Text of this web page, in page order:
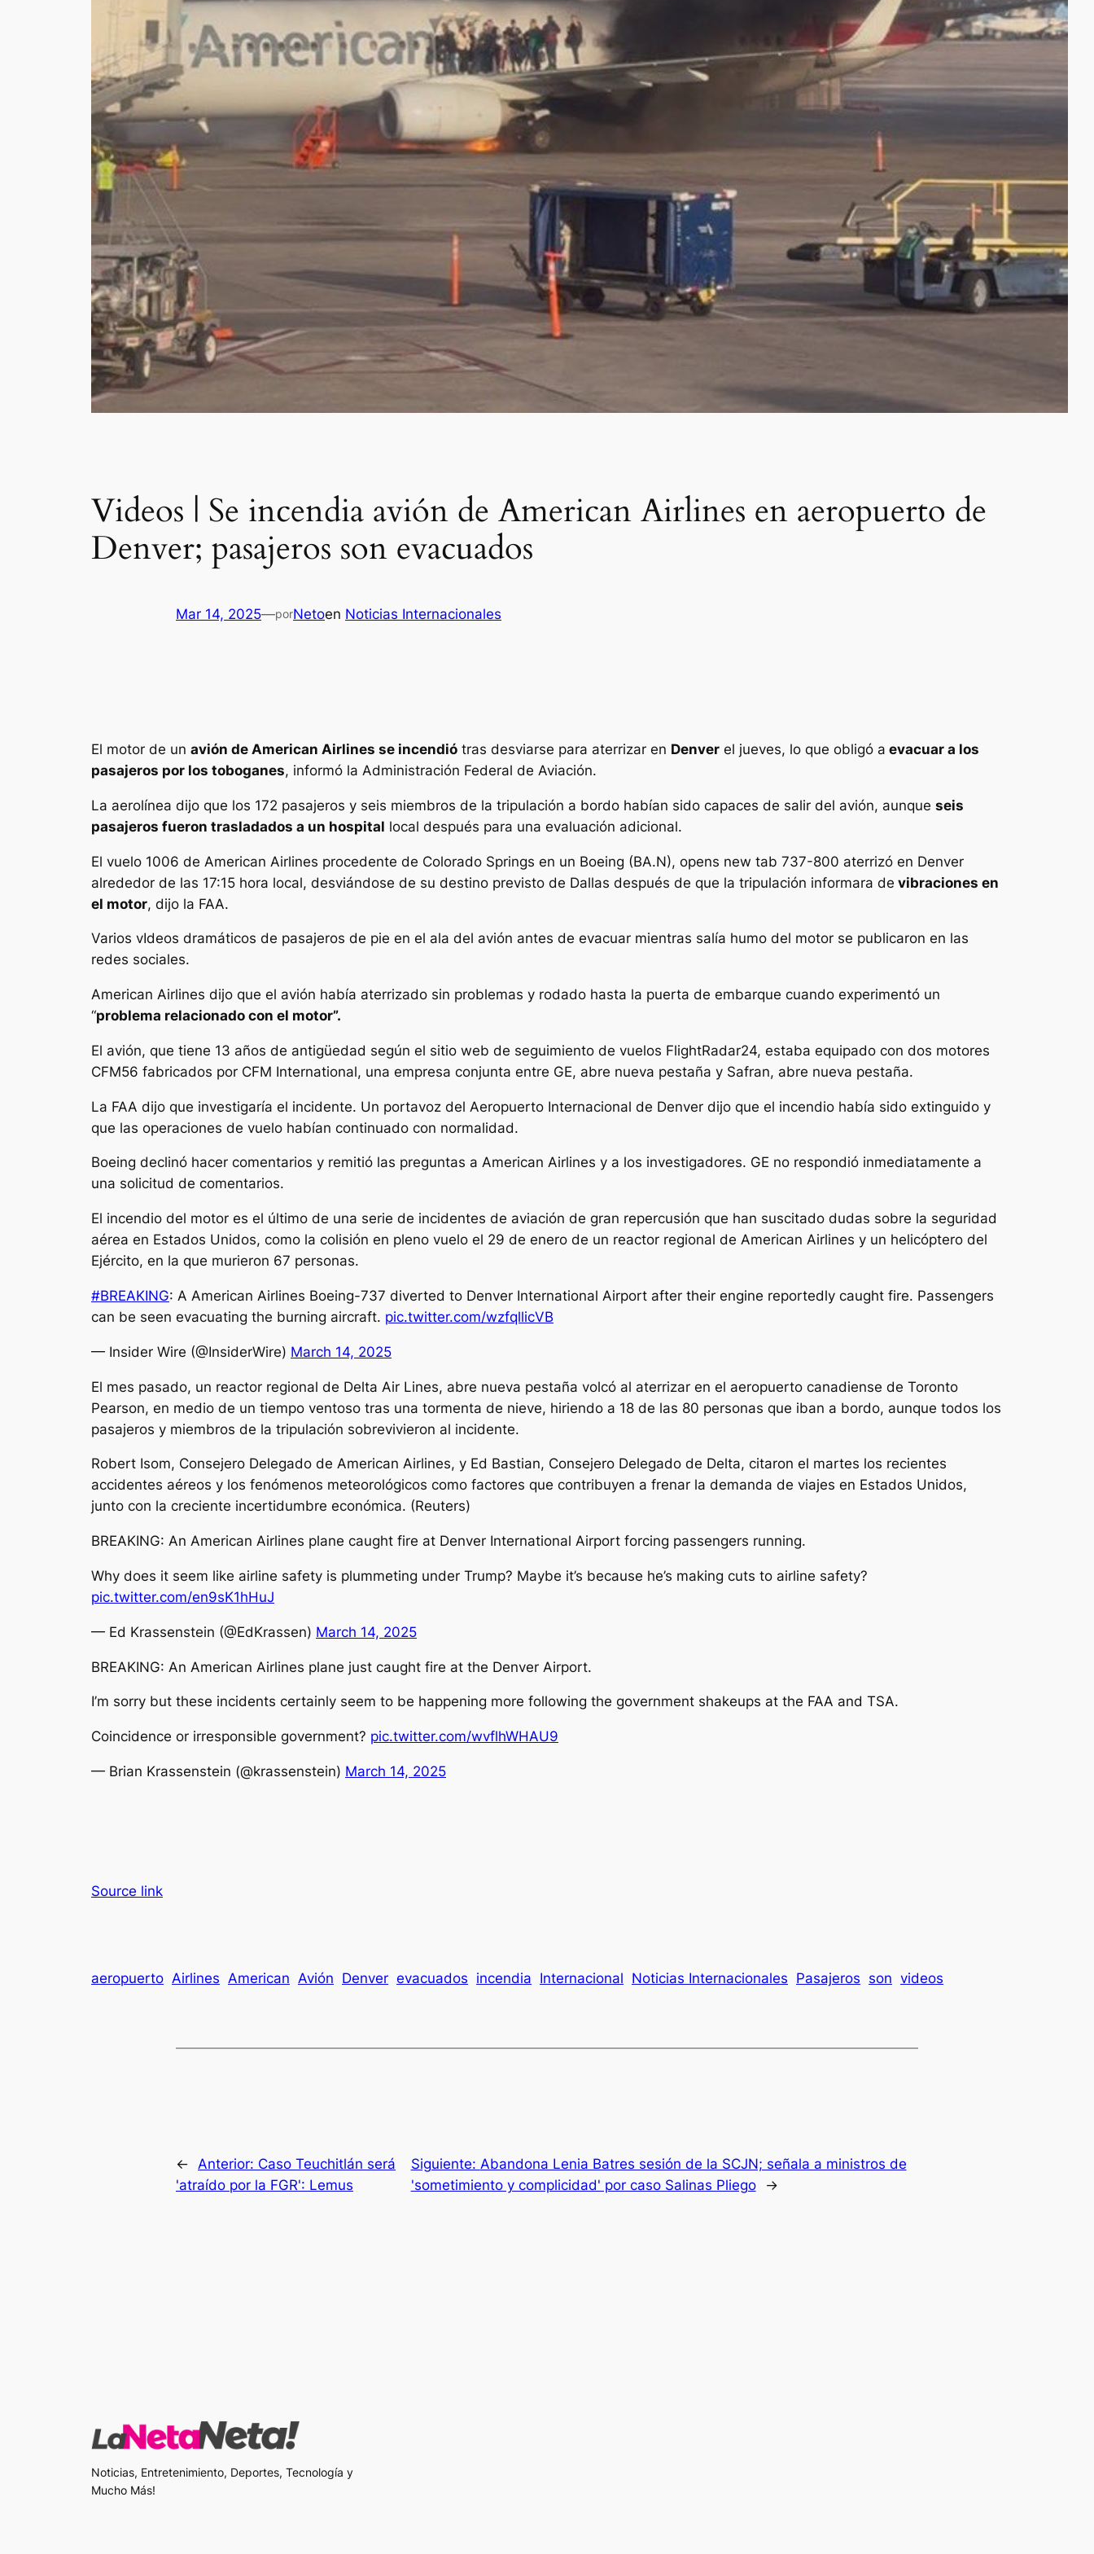
Videos | Se incendia avión de American Airlines en aeropuerto de
Denver; pasajeros son evacuados
Mar 14, 2025—porNetoen Noticias Internacionales
El motor de un avión de American Airlines se incendió tras desviarse para aterrizar en Denver el jueves, lo que obligó a evacuar a los
pasajeros por los toboganes, informó la Administración Federal de Aviación.
La aerolínea dijo que los 172 pasajeros y seis miembros de la tripulación a bordo habían sido capaces de salir del avión, aunque seis
pasajeros fueron trasladados a un hospital local después para una evaluación adicional.
El vuelo 1006 de American Airlines procedente de Colorado Springs en un Boeing (BA.N), opens new tab 737-800 aterrizó en Denver
alrededor de las 17:15 hora local, desviándose de su destino previsto de Dallas después de que la tripulación informara de vibraciones en
el motor, dijo la FAA.
Varios vIdeos dramáticos de pasajeros de pie en el ala del avión antes de evacuar mientras salía humo del motor se publicaron en las
redes sociales.
American Airlines dijo que el avión había aterrizado sin problemas y rodado hasta la puerta de embarque cuando experimentó un
“problema relacionado con el motor”.
El avión, que tiene 13 años de antigüedad según el sitio web de seguimiento de vuelos FlightRadar24, estaba equipado con dos motores
CFM56 fabricados por CFM International, una empresa conjunta entre GE, abre nueva pestaña y Safran, abre nueva pestaña.
La FAA dijo que investigaría el incidente. Un portavoz del Aeropuerto Internacional de Denver dijo que el incendio había sido extinguido y
que las operaciones de vuelo habían continuado con normalidad.
Boeing declinó hacer comentarios y remitió las preguntas a American Airlines y a los investigadores. GE no respondió inmediatamente a
una solicitud de comentarios.
El incendio del motor es el último de una serie de incidentes de aviación de gran repercusión que han suscitado dudas sobre la seguridad
aérea en Estados Unidos, como la colisión en pleno vuelo el 29 de enero de un reactor regional de American Airlines y un helicóptero del
Ejército, en la que murieron 67 personas.
#BREAKING: A American Airlines Boeing-737 diverted to Denver International Airport after their engine reportedly caught fire. Passengers
can be seen evacuating the burning aircraft. pic.twitter.com/wzfqllicVB
— Insider Wire (@InsiderWire) March 14, 2025
El mes pasado, un reactor regional de Delta Air Lines, abre nueva pestaña volcó al aterrizar en el aeropuerto canadiense de Toronto
Pearson, en medio de un tiempo ventoso tras una tormenta de nieve, hiriendo a 18 de las 80 personas que iban a bordo, aunque todos los
pasajeros y miembros de la tripulación sobrevivieron al incidente.
Robert Isom, Consejero Delegado de American Airlines, y Ed Bastian, Consejero Delegado de Delta, citaron el martes los recientes
accidentes aéreos y los fenómenos meteorológicos como factores que contribuyen a frenar la demanda de viajes en Estados Unidos,
junto con la creciente incertidumbre económica. (Reuters)
BREAKING: An American Airlines plane caught fire at Denver International Airport forcing passengers running.
Why does it seem like airline safety is plummeting under Trump? Maybe it’s because he’s making cuts to airline safety?
pic.twitter.com/en9sK1hHuJ
— Ed Krassenstein (@EdKrassen) March 14, 2025
BREAKING: An American Airlines plane just caught fire at the Denver Airport.
I’m sorry but these incidents certainly seem to be happening more following the government shakeups at the FAA and TSA.
Coincidence or irresponsible government? pic.twitter.com/wvflhWHAU9
— Brian Krassenstein (@krassenstein) March 14, 2025
Source link
aeropuerto Airlines American Avión Denver evacuados incendia Internacional Noticias Internacionales Pasajeros son videos
← Anterior: Caso Teuchitlán será
'atraído por la FGR': Lemus
Siguiente: Abandona Lenia Batres sesión de la SCJN; señala a ministros de
'sometimiento y complicidad' por caso Salinas Pliego
→
Noticias, Entretenimiento, Deportes, Tecnología y
Mucho Más!